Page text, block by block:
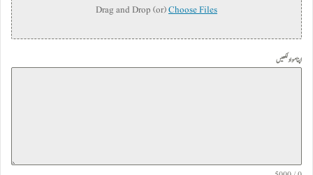
Drag and Drop (or)Choose Files
اپنا مواد لکھیں